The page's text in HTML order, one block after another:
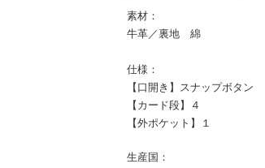
素材：
牛革／裏地 綿
仕様：
【口開き】スナップボタン
【カード段】４
【外ポケット】１
生産国：